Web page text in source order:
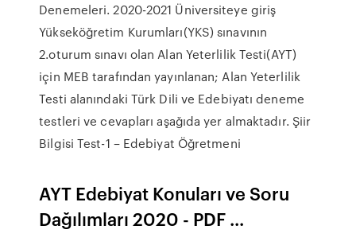
Denemeleri. 2020-2021 Üniversiteye giriş
Yükseköğretim Kurumları(YKS) sınavının
2.oturum sınavı olan Alan Yeterlilik Testi(AYT)
için MEB tarafından yayınlanan; Alan Yeterlilik
Testi alanındaki Türk Dili ve Edebiyatı deneme
testleri ve cevapları aşağıda yer almaktadır. Şiir
Bilgisi Test-1 – Edebiyat Öğretmeni
AYT Edebiyat Konuları ve Soru
Dağılımları 2020 - PDF ...